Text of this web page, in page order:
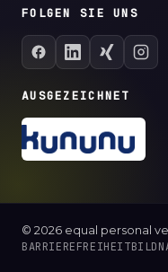
FOLGEN SIE UNS
AUSGEZEICHNET
© 2026 equal personal
BARRIEREFREIHEIT